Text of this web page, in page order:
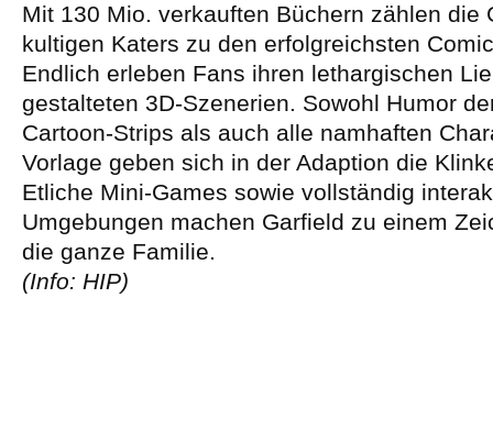
Mit 130 Mio. verkauften Büchern zählen die
kultigen Katers zu den erfolgreichsten
Endlich erleben Fans ihren lethargischen
gestalteten 3D-Szenerien. Sowohl Humor
Cartoon-Strips als auch alle namhaften
Vorlage geben sich in der Adaption die
Etliche Mini-Games sowie vollständig
Umgebungen machen Garfield zu einem
die ganze Familie.
(Info: HIP)